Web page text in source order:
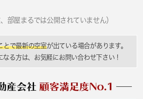
、部屋まるでは公開されていません）
とで最新の空室が出ている場合があります。
なる方は、お気軽にお問い合わせ下さい！